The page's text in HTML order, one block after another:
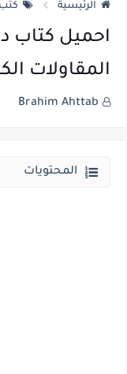
الرئيسية
احميل كتاب
المقاولات
Brahim Ahttab
المحتويات